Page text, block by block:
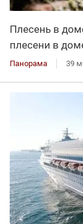
Плесень в
плесени в
Панорама 39